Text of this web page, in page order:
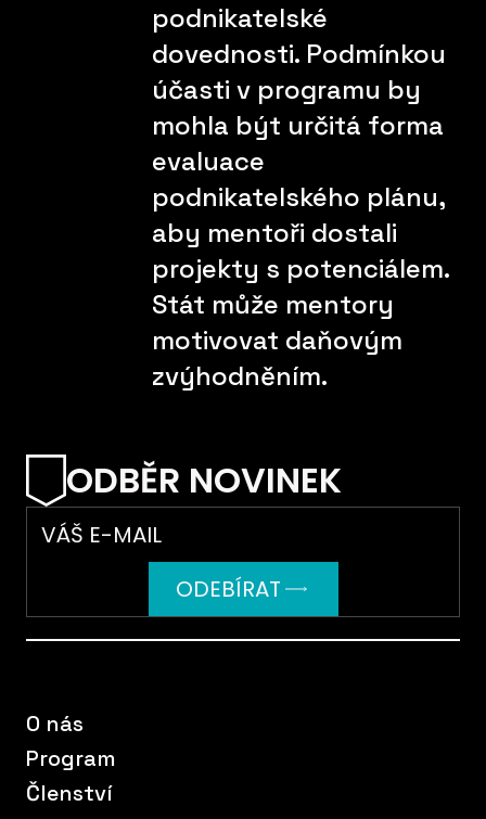
podnikatelské
dovednosti. Podmínkou
účasti v programu by
mohla být určitá forma
evaluace
podnikatelského plánu,
aby mentoři dostali
projekty s potenciálem.
Stát může mentory
motivovat daňovým
zvýhodněním.
ODBĚR NOVINEK
Email
ODEBÍRAT
O nás
Program
Členství